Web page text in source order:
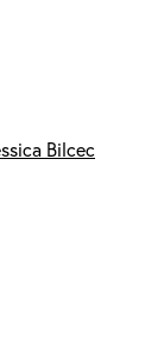
Bilcec